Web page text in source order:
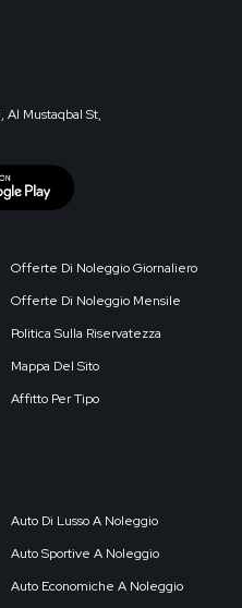
Al Mustaqbal St,
Offerte Di Noleggio Giornaliero
Offerte Di Noleggio Mensile
Politica Sulla Riservatezza
Mappa Del Sito
Affitto Per Tipo
Auto Di Lusso A Noleggio
Auto Sportive A Noleggio
Auto Economiche A Noleggio